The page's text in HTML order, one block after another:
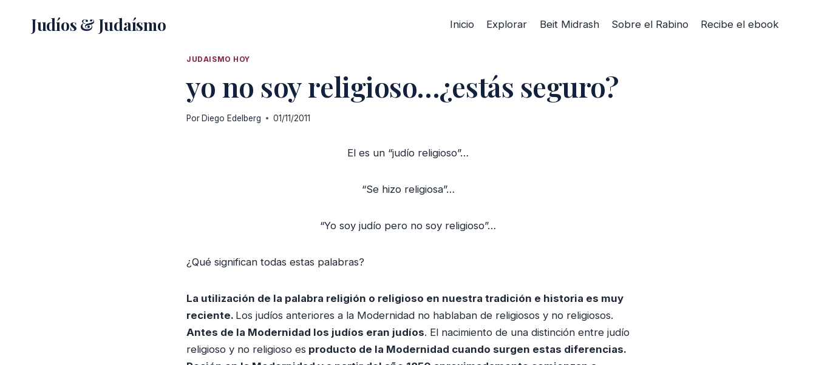
Judíos & Judaísmo Inicio Explorar Beit Midrash Sobre el Rabino Recibe el ebook
JUDAISMO HOY
yo no soy religioso…¿estás seguro?
Por Diego Edelberg 01/11/2011
El es un “judío religioso”…
“Se hizo religiosa”…
“Yo soy judío pero no soy religioso”…
¿Qué significan todas estas palabras?
La utilización de la palabra religión o religioso en nuestra tradición e historia es muy
reciente. Los judíos anteriores a la Modernidad no hablaban de religiosos y no religiosos.
Antes de la Modernidad los judíos eran judíos. El nacimiento de una distinción entre judío
religioso y no religioso es producto de la Modernidad cuando surgen estas diferencias.